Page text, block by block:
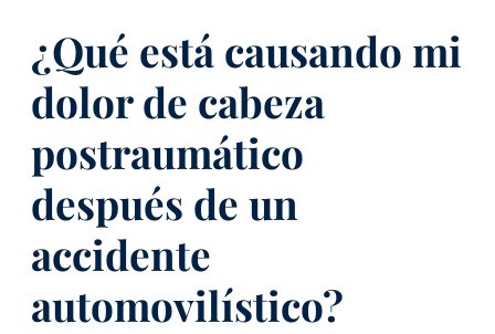
¿Qué está causando mi
dolor de cabeza
postraumático
después de un
accidente
automovilístico?